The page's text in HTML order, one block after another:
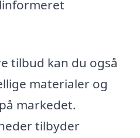
tilbud kan du også
materialer og
markedet.
tilbyder